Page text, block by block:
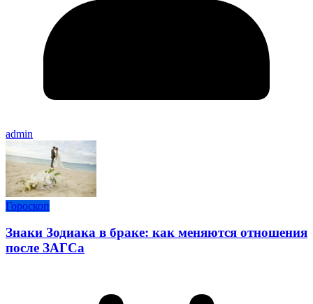
admin
Гороскоп
Знаки Зодиака в браке: как меняются отношения
после ЗАГСа